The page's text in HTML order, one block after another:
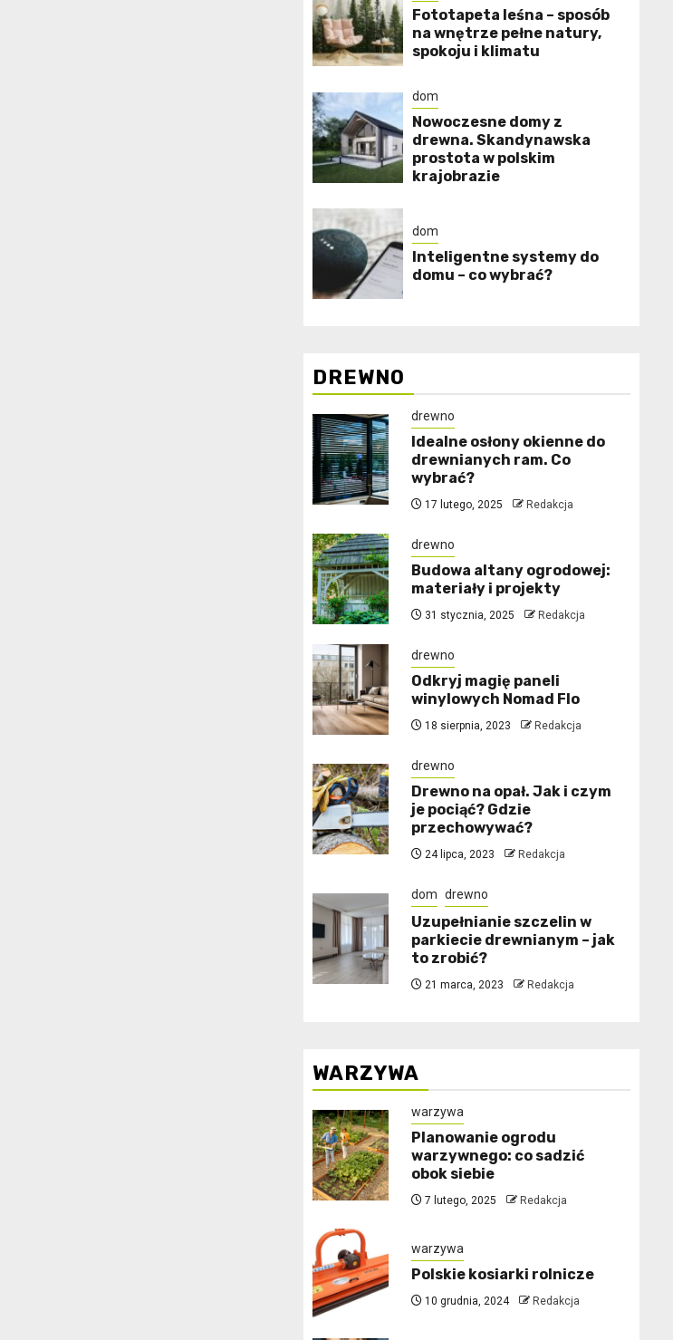
​Fototapeta leśna – sposób
na wnętrze pełne natury,
spokoju i klimatu
dom
Nowoczesne domy z
drewna. Skandynawska
prostota w polskim
krajobrazie
dom
Inteligentne systemy do
domu – co wybrać?
DREWNO
drewno
Idealne osłony okienne do
drewnianych ram. Co
wybrać?
17 lutego, 2025 Redakcja
drewno
Budowa altany ogrodowej:
materiały i projekty
31 stycznia, 2025 Redakcja
drewno
Odkryj magię paneli
winylowych Nomad Flo
18 sierpnia, 2023 Redakcja
drewno
Drewno na opał. Jak i czym
je pociąć? Gdzie
przechowywać?
24 lipca, 2023 Redakcja
dom drewno
Uzupełnianie szczelin w
parkiecie drewnianym – jak
to zrobić?
21 marca, 2023 Redakcja
WARZYWA
warzywa
Planowanie ogrodu
warzywnego: co sadzić
obok siebie
7 lutego, 2025 Redakcja
warzywa
Polskie kosiarki rolnicze
10 grudnia, 2024 Redakcja